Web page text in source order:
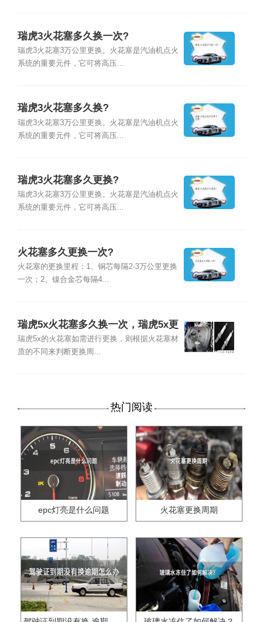
瑞虎3火花塞多久换一次?
瑞虎3火花塞3万公里更换。火花塞是汽油机点火
系统的重要元件，它可将高压...
瑞虎3火花塞多久换?
瑞虎3火花塞3万公里更换。火花塞是汽油机点火
系统的重要元件，它可将高压...
瑞虎3火花塞多久更换?
瑞虎3火花塞3万公里更换。火花塞是汽油机点火
系统的重要元件，它可将高压...
火花塞多久更换一次?
火花塞的更换里程：1、铜芯每隔2-3万公里更换
一次；2、镍合金芯每隔4...
瑞虎5x火花塞多久换一次，瑞虎5x更
换火花塞教程
瑞虎5x的火花塞如需进行更换，则根据火花塞材
质的不同来判断更换周...
热门阅读
epc灯亮是什么问题 火花塞更换周期